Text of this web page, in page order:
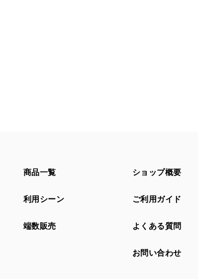
商品一覧
利用シーン
端数販売
ショップ概要
ご利用ガイド
よくある質問
お問い合わせ